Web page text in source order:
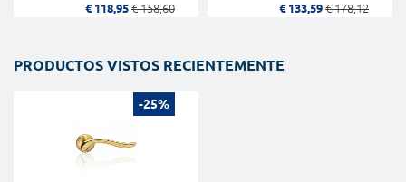
€ 118,95 € 158,60 € 133,59 € 178,12
PRODUCTOS VISTOS RECIENTEMENTE
-25%